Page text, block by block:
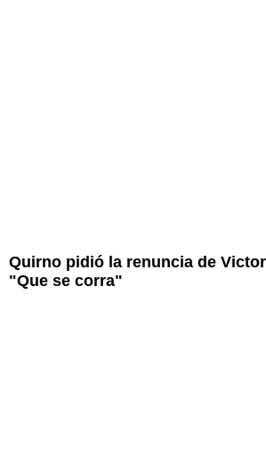
Quirno pidió la renuncia de
"Que se corra"